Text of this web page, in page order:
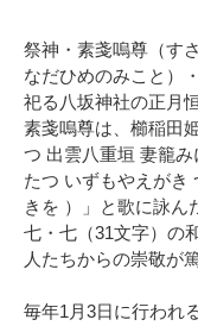
祭神・素戔嗚尊（す
なだひめのみこと）
祀る八坂神社の正月
素戔嗚尊は、櫛稲田
つ 出雲八重垣 妻籠
たつ いずもやえがき
きを ）」と歌に詠ん
七・七（31文字）の
人たちからの崇敬が篤
毎年1月3日に行われ